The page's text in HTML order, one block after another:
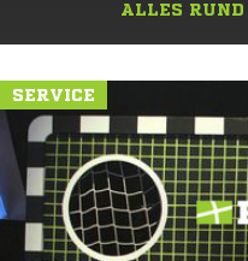
ALLES
SERVICE